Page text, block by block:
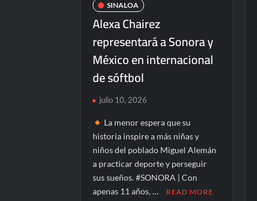
SINALOA
Alexa Chairez
representará a Sonora y
México en internacional
de sóftbol
julio 10, 2026
La menor espera que su
historia inspire a más niñas y
niños del poblado Miguel Alemán
a practicar deporte y perseguir
sus sueños. #SONORA | Con
apenas 11 años, …
READ MORE